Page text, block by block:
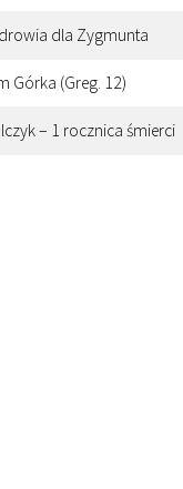
dla Zygmunta
Górka (Greg. 12)
– 1 rocznica śmierci